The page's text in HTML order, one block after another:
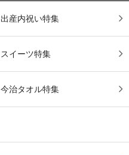
出産内祝い特集
スイーツ特集
今治タオル特集